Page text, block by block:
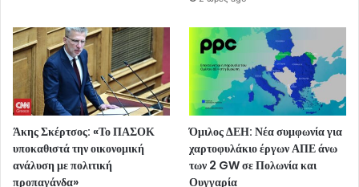
Άκης Σκέρτσος: «Το ΠΑΣΟΚ
υποκαθιστά την οικονομική
ανάλυση με πολιτική
προπαγάνδα»
Όμιλος ΔΕΗ: Νέα συμφωνία για
χαρτοφυλάκιο έργων ΑΠΕ άνω
των 2 GW σε Πολωνία και
Ουγγαρία